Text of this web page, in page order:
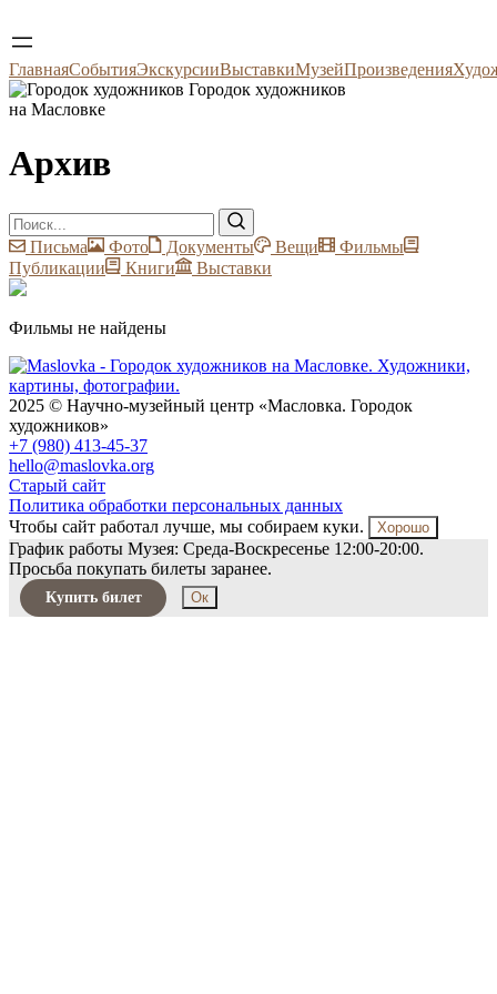
ГлавнаяСобытияЭкскурсииВыставкиМузейПроизведения
Городок художников
на Масловке
Архив
Письма Фото Документы Вещи
Фильмы
Публикации
Книги Выставки
Фильмы не найдены
2025 © Научно-музейный центр «Масловка. Городок
художников»
+7 (980) 413-45-37
hello@maslovka.org
Старый сайт
Политика обработки персональных данных
Чтобы сайт работал лучше, мы собираем куки.
Хорошо
График работы Музея: Среда-Воскресенье 12:00-20:00.
Просьба покупать билеты заранее.
Купить билет Ок